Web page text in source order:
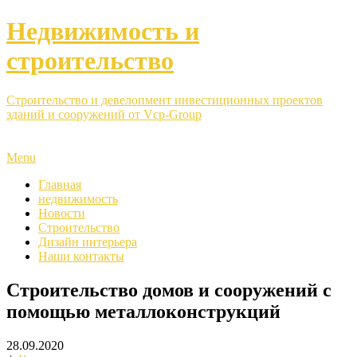
Недвижимость и
строительство
Строительство и девелопмент инвестиционных проектов
зданий и сооружений от Vcp-Group
Menu
Главная
недвижимость
Новости
Строительство
Дизайн интерьера
Наши контакты
Строительство домов и сооружений с
помощью металлоконструкций
28.09.2020